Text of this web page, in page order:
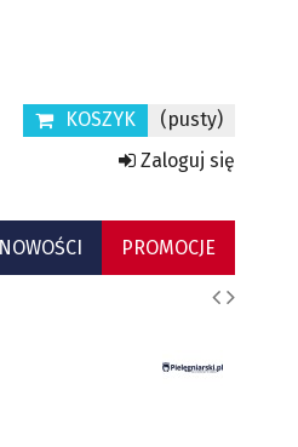
KOSZYK
(pusty)
Zaloguj się
PROMOCJE
NOWOŚCI